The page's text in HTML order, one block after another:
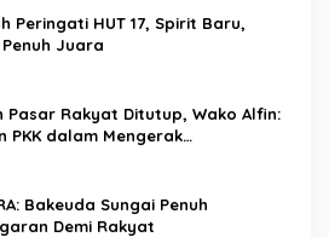
Peringati HUT 17, Spirit Baru,
Juara
Pasar Rakyat Ditutup, Wako Alfin:
PKK dalam Mengerak
Bakeuda Sungai Penuh
Demi Rakyat